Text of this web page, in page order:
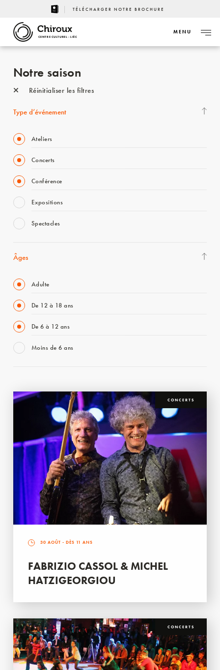
TÉLÉCHARGER NOTRE BROCHURE
CENTRE CULTUREL - LIÈGE
MENU
Notre saison
Réinitialiser les filtres
Type d’événement
Ateliers
Concerts
Conférence
Expositions
Spectacles
Âges
Adulte
De 12 à 18 ans
De 6 à 12 ans
Moins de 6 ans
CONCERTS
30 AOÛT - DÈS 11 ANS
FABRIZIO CASSOL & MICHEL
HATZIGEORGIOU
CONCERTS